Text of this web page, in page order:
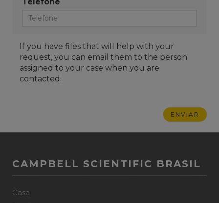
If you have files that will help with your
request, you can email them to the person
assigned to your case when you are
contacted.
CAMPBELL SCIENTIFIC BRASIL
Casa